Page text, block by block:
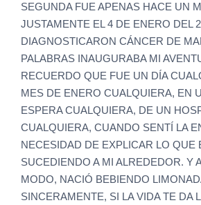
SEGUNDA FUE APENAS HACE UN
JUSTAMENTE EL 4 DE ENERO DEL
DIAGNOSTICARON CÁNCER DE
PALABRAS INAUGURABA MI
RECUERDO QUE FUE UN DÍA
MES DE ENERO CUALQUIERA, EN
ESPERA CUALQUIERA, DE UN
CUALQUIERA, CUANDO SENTÍ LA
NECESIDAD DE EXPLICAR LO QUE
SUCEDIENDO A MI ALREDEDOR. Y
MODO, NACIÓ BEBIENDO
SINCERAMENTE, SI LA VIDA TE DA